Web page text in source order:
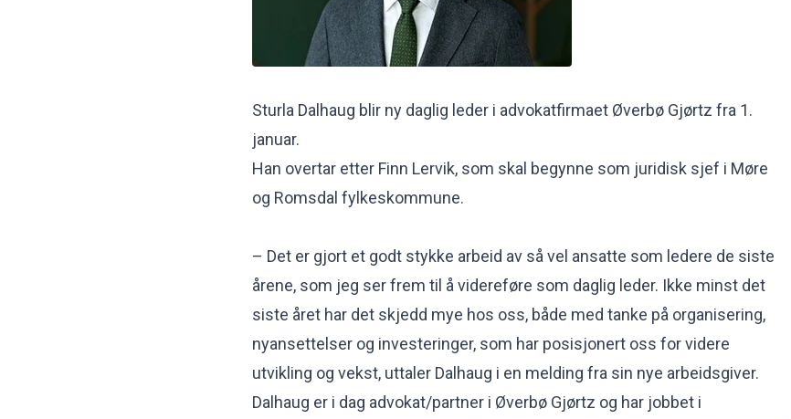
Sturla Dalhaug blir ny daglig leder i advokatfirmaet Øverbø Gjørtz fra 1.
januar.
Han overtar etter Finn Lervik, som skal begynne som juridisk sjef i Møre
og Romsdal fylkeskommune.
– Det er gjort et godt stykke arbeid av så vel ansatte som ledere de siste
årene, som jeg ser frem til å videreføre som daglig leder. Ikke minst det
siste året har det skjedd mye hos oss, både med tanke på organisering,
nyansettelser og investeringer, som har posisjonert oss for videre
utvikling og vekst, uttaler Dalhaug i en melding fra sin nye arbeidsgiver.
Dalhaug er i dag advokat/partner i Øverbø Gjørtz og har jobbet i